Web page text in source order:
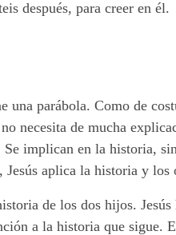
después, para creer en él.
una parábola. Como de
necesita de mucha
implican en la historia,
Jesús aplica la historia y
de los dos hijos.
a la historia que